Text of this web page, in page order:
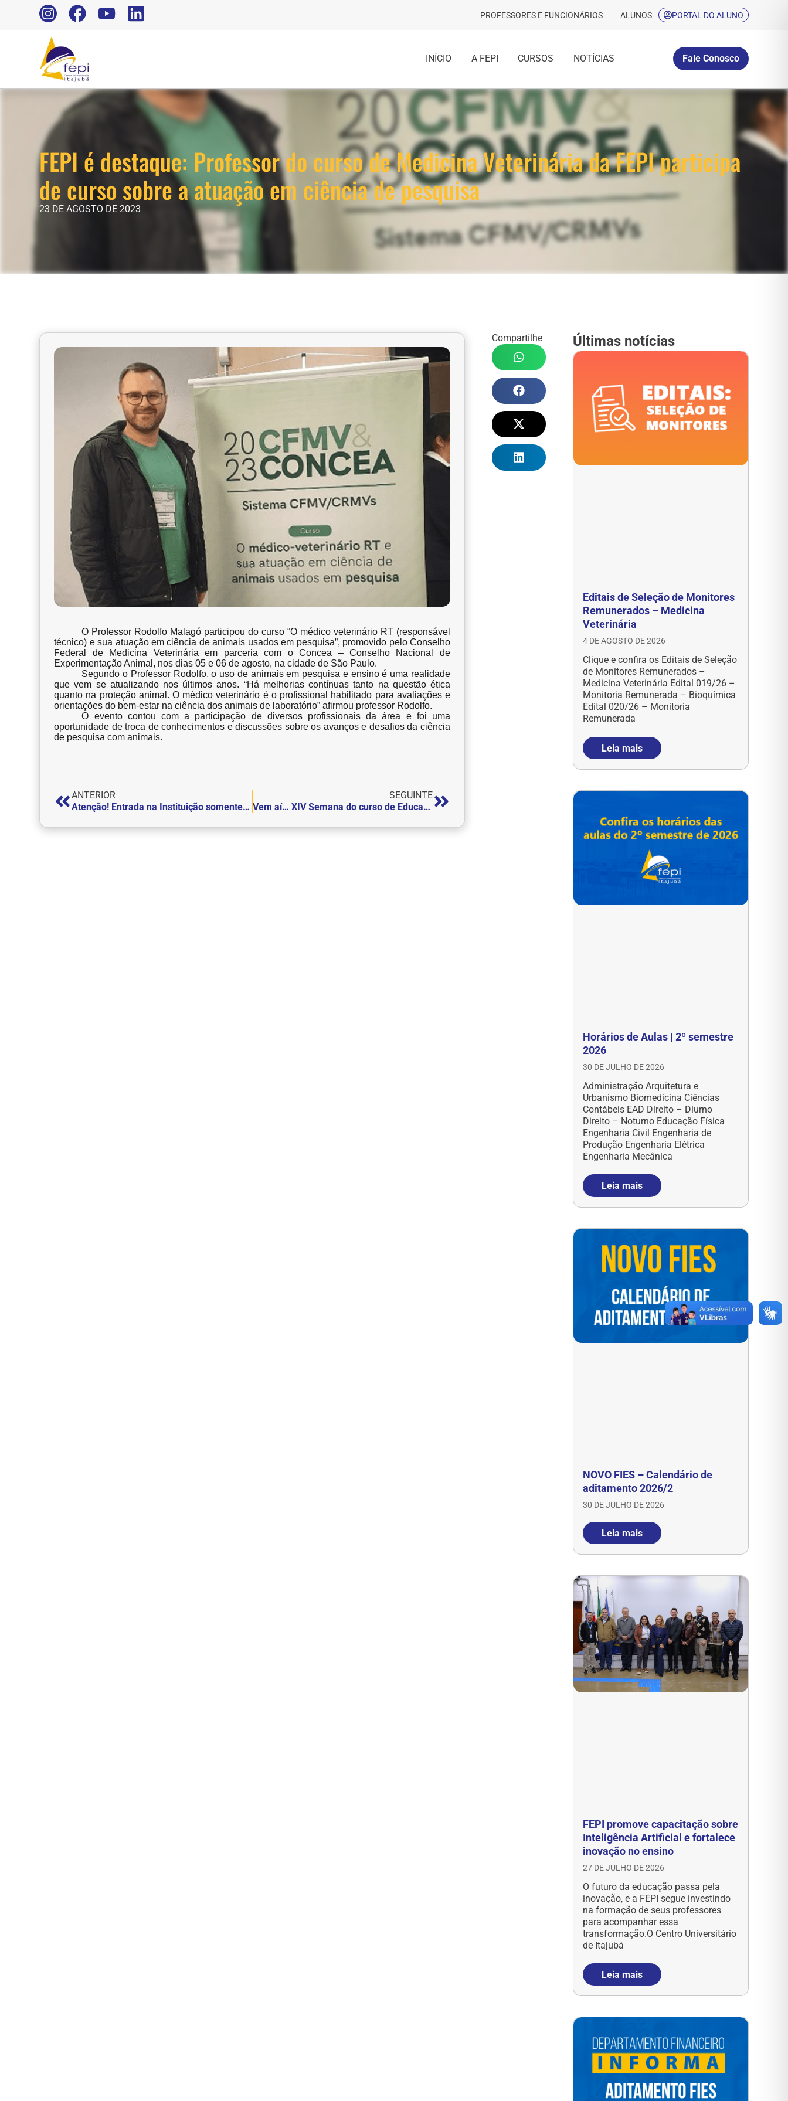
PROFESSORES E FUNCIONÁRIOS ALUNOS PORTAL DO ALUNO
INÍCIO A FEPI CURSOS NOTÍCIAS Fale Conosco
FEPI é destaque: Professor do curso de Medicina Veterinária da FEPI participa
de curso sobre a atuação em ciência de pesquisa
23 DE AGOSTO DE 2023
O Professor Rodolfo Malagó participou do curso “O médico veterinário RT (responsável
técnico) e sua atuação em ciência de animais usados em pesquisa”, promovido pelo Conselho
Federal de Medicina Veterinária em parceria com o Concea – Conselho Nacional de
Experimentação Animal, nos dias 05 e 06 de agosto, na cidade de São Paulo.
Segundo o Professor Rodolfo, o uso de animais em pesquisa e ensino é uma realidade
que vem se atualizando nos últimos anos. “Há melhorias contínuas tanto na questão ética
quanto na proteção animal. O médico veterinário é o profissional habilitado para avaliações e
orientações do bem-estar na ciência dos animais de laboratório” afirmou professor Rodolfo.
O evento contou com a participação de diversos profissionais da área e foi uma
oportunidade de troca de conhecimentos e discussões sobre os avanços e desafios da ciência
de pesquisa com animais.
ANTERIOR
Atenção! Entrada na Instituição somente com crachá ou biometria
SEGUINTE
Vem aí… XIV Semana do curso de Educação Física
Compartilhe Últimas notícias
Editais de Seleção de Monitores
Remunerados – Medicina
Veterinária
4 DE AGOSTO DE 2026
Clique e confira os Editais de Seleção
de Monitores Remunerados –
Medicina Veterinária Edital 019/26 –
Monitoria Remunerada – Bioquímica
Edital 020/26 – Monitoria
Remunerada
Leia mais
Horários de Aulas | 2º semestre
2026
30 DE JULHO DE 2026
Administração Arquitetura e
Urbanismo Biomedicina Ciências
Contábeis EAD Direito – Diurno
Direito – Noturno Educação Física
Engenharia Civil Engenharia de
Produção Engenharia Elétrica
Engenharia Mecânica
Leia mais
NOVO FIES – Calendário de
aditamento 2026/2
30 DE JULHO DE 2026
Leia mais
FEPI promove capacitação sobre
Inteligência Artificial e fortalece
inovação no ensino
27 DE JULHO DE 2026
O futuro da educação passa pela
inovação, e a FEPI segue investindo
na formação de seus professores
para acompanhar essa
transformação.O Centro Universitário
de Itajubá
Leia mais